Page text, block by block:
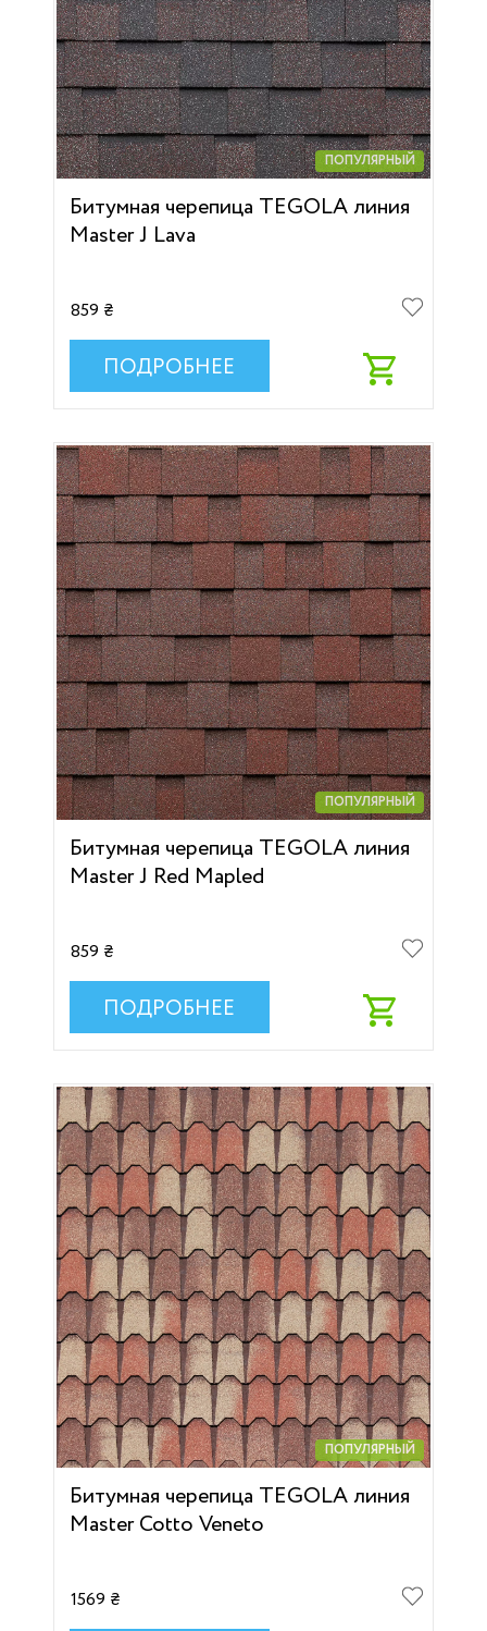
ПОПУЛЯРНЫЙ
Битумная черепица TEGOLA линия
Master J Lava
859 ₴
ПОДРОБНЕЕ
ПОПУЛЯРНЫЙ
Битумная черепица TEGOLA линия
Master J Red Mapled
859 ₴
ПОДРОБНЕЕ
ПОПУЛЯРНЫЙ
Битумная черепица TEGOLA линия
Master Cotto Veneto
1569 ₴